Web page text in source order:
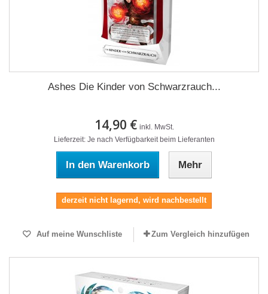
Ashes Die Kinder von Schwarzrauch...
14,90 € inkl. MwSt.
Lieferzeit: Je nach Verfügbarkeit beim Lieferanten
In den Warenkorb Mehr
derzeit nicht lagernd, wird nachbestellt
Auf meine Wunschliste Zum Vergleich hinzufügen